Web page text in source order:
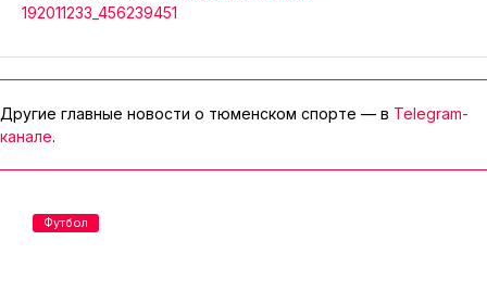
192011233_456239451
Другие главные новости о тюменском спорте — в Telegram-
канале.
Футбол